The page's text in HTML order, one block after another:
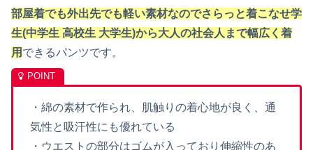
部屋着でも外出先でも軽い素材なのでさらっと着こなせ学
生(中学生 高校生 大学生)から大人の社会人まで幅広く着
用 できるパンツです。
・ 綿の素材で作られ、肌触りの着心地が良く、通
気性と吸汗性にも優れている
・ウエストの部分はゴムが入っており伸縮性のあ